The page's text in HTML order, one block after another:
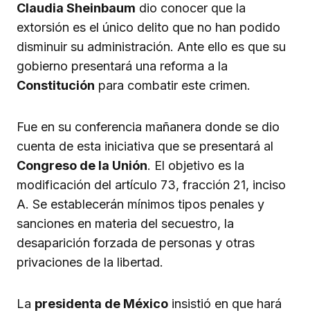
Claudia Sheinbaum dio conocer que la
extorsión es el único delito que no han podido
disminuir su administración. Ante ello es que su
gobierno presentará una reforma a la
Constitución para combatir este crimen.
Fue en su conferencia mañanera donde se dio
cuenta de esta iniciativa que se presentará al
Congreso de la Unión. El objetivo es la
modificación del artículo 73, fracción 21, inciso
A. Se establecerán mínimos tipos penales y
sanciones en materia del secuestro, la
desaparición forzada de personas y otras
privaciones de la libertad.
La presidenta de México insistió en que hará